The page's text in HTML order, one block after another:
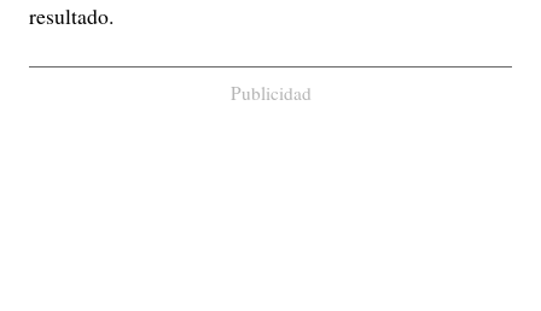
resultado.
Publicidad